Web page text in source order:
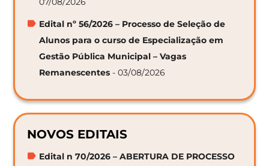
Edital nº 56/2026 – Processo de Seleção de
Alunos para o curso de Especialização em
Gestão Pública Municipal – Vagas
Remanescentes - 03/08/2026
NOVOS EDITAIS
Edital n 70/2026 – ABERTURA DE PROCESSO